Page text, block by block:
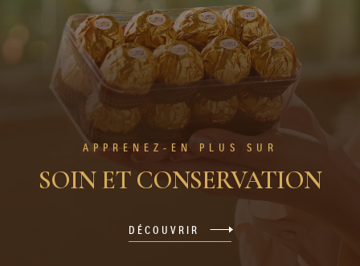
APPRENEZ-EN PLUS SUR
SOIN ET CONSERVATION
DÉCOUVRIR